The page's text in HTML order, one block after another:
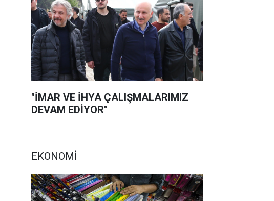
"İMAR VE İHYA ÇALIŞMALARIMIZ
DEVAM EDİYOR"
EKONOMİ